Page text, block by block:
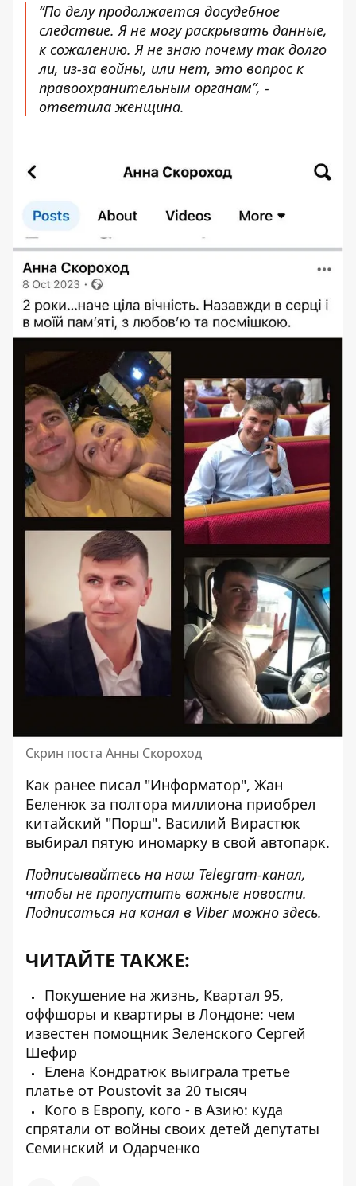
“По делу продолжается досудебное
следствие. Я не могу раскрывать данные,
к сожалению. Я не знаю почему так долго
ли, из-за войны, или нет, это вопрос к
правоохранительным органам”, -
ответила женщина.
Скрин поста Анны Скороход
Как ранее писал "Информатор", Жан
Беленюк за полтора миллиона приобрел
китайский "Порш". Василий Вирастюк
выбирал пятую иномарку в свой автопарк.
Подписывайтесь на наш Telegram-канал,
чтобы не пропустить важные новости.
Подписаться на канал в Viber можно здесь.
ЧИТАЙТЕ ТАКЖЕ:
Покушение на жизнь, Квартал 95,
оффшоры и квартиры в Лондоне: чем
известен помощник Зеленского Сергей
Шефир
Елена Кондратюк выиграла третье
платье от Poustovit за 20 тысяч
Кого в Европу, кого - в Азию: куда
спрятали от войны своих детей депутаты
Семинский и Одарченко